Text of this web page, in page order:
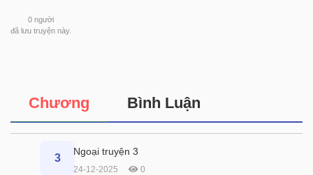
0 người
đã lưu truyện này.
Chương Bình Luận
3
Ngoại truyện 3
24-12-2025 0